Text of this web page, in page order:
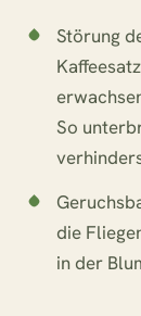
Störung
So
die
in der